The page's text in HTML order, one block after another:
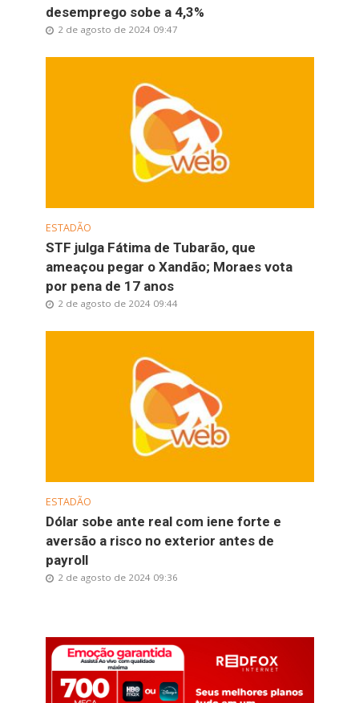
desemprego sobe a 4,3%
2 de agosto de 2024 09:47
ESTADÃO
STF julga Fátima de Tubarão, que
ameaçou pegar o Xandão; Moraes vota
por pena de 17 anos
2 de agosto de 2024 09:44
ESTADÃO
Dólar sobe ante real com iene forte e
aversão a risco no exterior antes de
payroll
2 de agosto de 2024 09:36